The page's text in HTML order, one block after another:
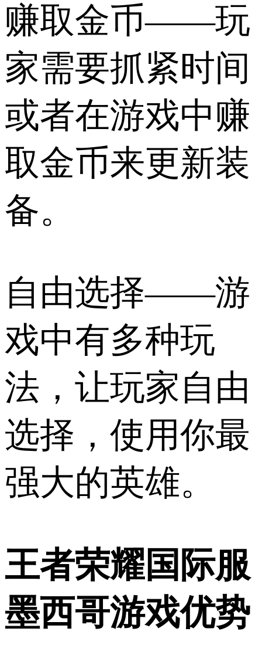
赚取金币——玩
家需要抓紧时间
或者在游戏中赚
取金币来更新装
备。
自由选择——游
戏中有多种玩
法，让玩家自由
选择，使用你最
强大的英雄。
王者荣耀国际服
墨西哥游戏优势